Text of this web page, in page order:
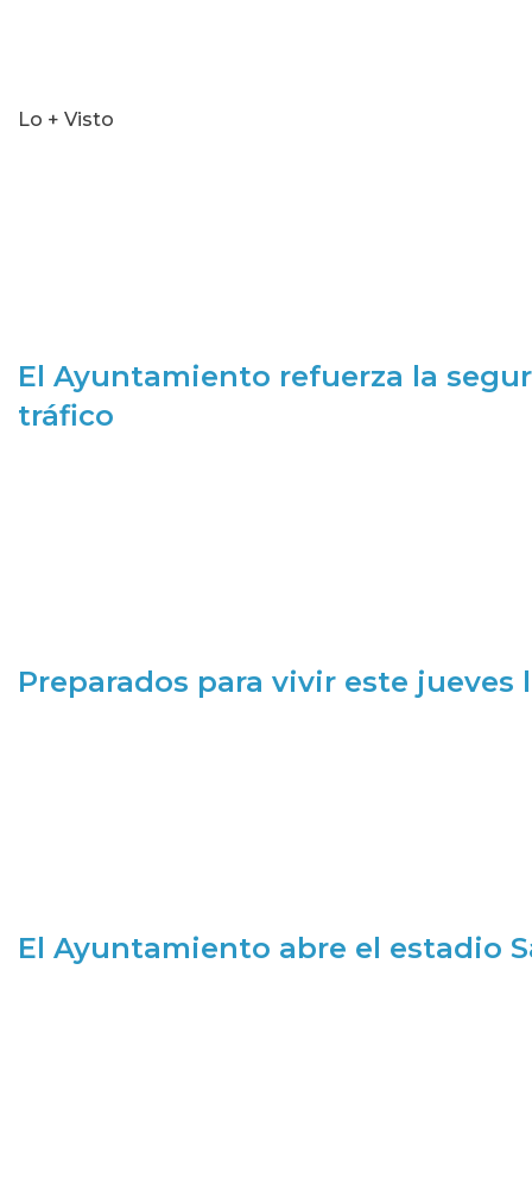
Lo + Visto
El Ayuntamiento refuerza la
tráfico
Preparados para vivir este jueves
El Ayuntamiento abre el estadio